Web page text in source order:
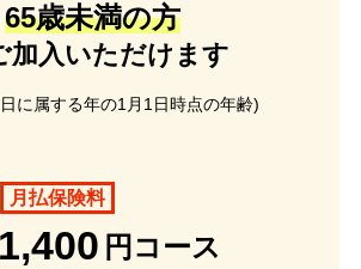
65歳未満の方
加入いただけます
に属する年の1月1日時点の年齢)
月払保険料
1,400 円コース